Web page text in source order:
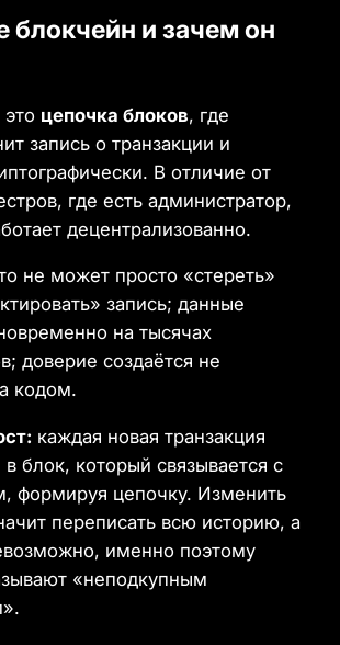
блокчейн и зачем он
цепочка блоков, где
запись о транзакции и
В отличие от
где есть администратор,
децентрализованно.
не может просто «стереть»
запись; данные
на тысячах
доверие создаётся не
кодом.
каждая новая транзакция
в блок, который связывается с
формируя цепочку. Изменить
переписать всю историю, а
именно поэтому
«неподкупным